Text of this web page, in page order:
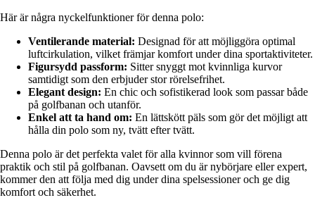
Här är några nyckelfunktioner för denna polo:
Ventilerande material: Designad för att möjliggöra optimal
luftcirkulation, vilket främjar komfort under dina sportaktiviteter.
Figursydd passform: Sitter snyggt mot kvinnliga kurvor
samtidigt som den erbjuder stor rörelsefrihet.
Elegant design: En chic och sofistikerad look som passar både
på golfbanan och utanför.
Enkel att ta hand om: En lättskött päls som gör det möjligt att
hålla din polo som ny, tvätt efter tvätt.
Denna polo är det perfekta valet för alla kvinnor som vill förena
praktik och stil på golfbanan. Oavsett om du är nybörjare eller expert,
kommer den att följa med dig under dina spelsessioner och ge dig
komfort och säkerhet.